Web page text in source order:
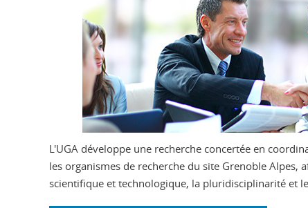
L'UGA développe une recherche concertée en
les organismes de recherche du site Grenoble Alpes,
scientifique et technologique, la pluridisciplinarité et